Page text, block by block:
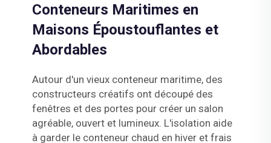
Conteneurs Maritimes en
Maisons Époustouflantes et
Abordables
Autour d'un vieux conteneur maritime, des
constructeurs créatifs ont découpé des
fenêtres et des portes pour créer un salon
agréable, ouvert et lumineux. L'isolation aide
à garder le conteneur chaud en hiver et frais